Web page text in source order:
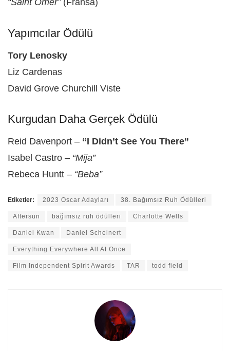
“Saint Omer” (Fransa)
Yapımcılar Ödülü
Tory Lenosky
Liz Cardenas
David Grove Churchill Viste
Kurgudan Daha Gerçek Ödülü
Reid Davenport – “I Didn’t See You There”
Isabel Castro – “Mija”
Rebeca Huntt – “Beba”
Etiketler: 2023 Oscar Adayları 38. Bağımsız Ruh Ödülleri
Aftersun bağımsız ruh ödülleri Charlotte Wells
Daniel Kwan Daniel Scheinert
Everything Everywhere All At Once
Film Independent Spirit Awards TAR todd field